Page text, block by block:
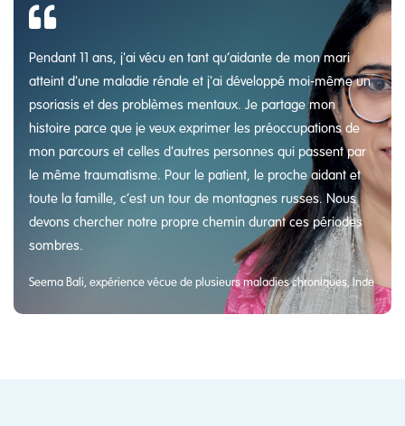
Pendant 11 ans, j'ai vécu en tant qu’aidante de mon mari
atteint d'une maladie rénale et j'ai développé moi-même un
psoriasis et des problèmes mentaux. Je partage mon
histoire parce que je veux exprimer les préoccupations de
mon parcours et celles d'autres personnes qui passent par
le même traumatisme. Pour le patient, le proche aidant et
toute la famille, c’est un tour de montagnes russes. Nous
devons chercher notre propre chemin durant ces périodes
sombres.
Seema Bali, expérience vécue de plusieurs maladies chroniques, Inde